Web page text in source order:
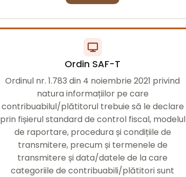
Ordin SAF-T
Ordinul nr. 1.783 din 4 noiembrie 2021 privind
natura informațiilor pe care
contribuabilul/plătitorul trebuie să le declare
prin fișierul standard de control fiscal, modelul
de raportare, procedura și condițiile de
transmitere, precum și termenele de
transmitere și data/datele de la care
categoriile de contribuabili/plătitori sunt